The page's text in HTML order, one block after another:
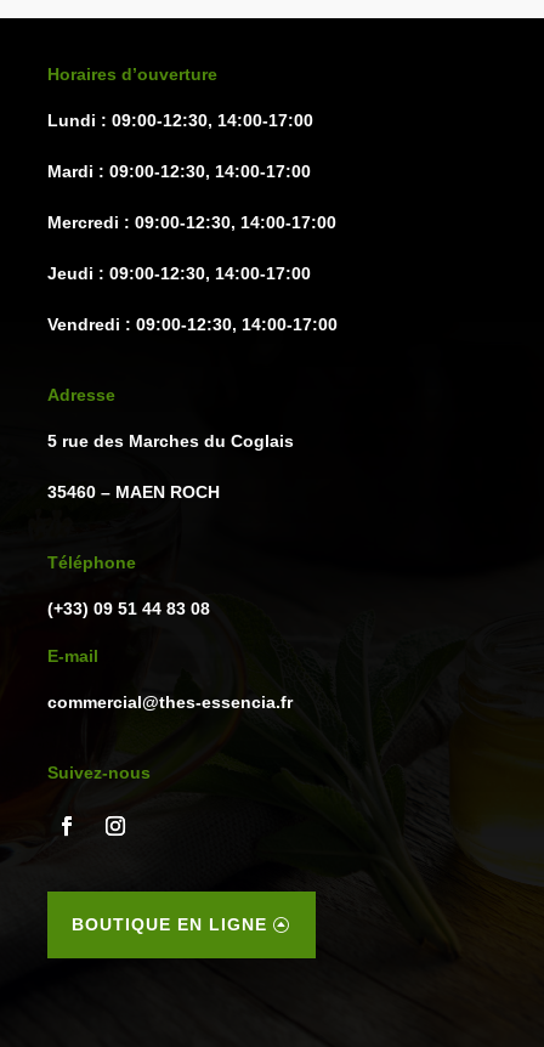
Horaires d’ouverture
Lundi : 09:00-12:30, 14:00-17:00
Mardi : 09:00-12:30, 14:00-17:00
Mercredi : 09:00-12:30, 14:00-17:00
Jeudi : 09:00-12:30, 14:00-17:00
Vendredi : 09:00-12:30, 14:00-17:00
Adresse
5 rue des Marches du Coglais
35460 – MAEN ROCH
Téléphone
(+33) 09 51 44 83 08
E-mail
commercial@thes-essencia.fr
Suivez-nous
BOUTIQUE EN LIGNE